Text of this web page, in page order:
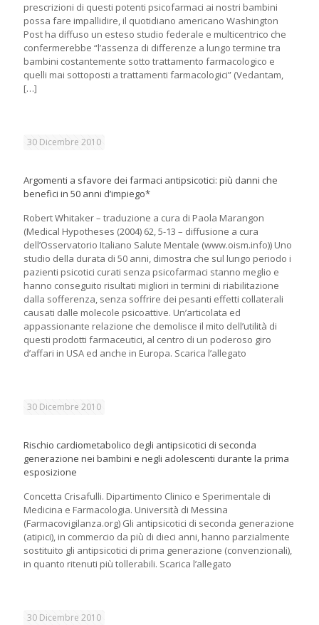
prescrizioni di questi potenti psicofarmaci ai nostri bambini
possa fare impallidire, il quotidiano americano Washington
Post ha diffuso un esteso studio federale e multicentrico che
confermerebbe “l’assenza di differenze a lungo termine tra
bambini costantemente sotto trattamento farmacologico e
quelli mai sottoposti a trattamenti farmacologici” (Vedantam,
[…]
30 Dicembre 2010
Argomenti a sfavore dei farmaci antipsicotici: più danni che
benefici in 50 anni d’impiego*
Robert Whitaker – traduzione a cura di Paola Marangon
(Medical Hypotheses (2004) 62, 5-13 – diffusione a cura
dell’Osservatorio Italiano Salute Mentale (www.oism.info)) Uno
studio della durata di 50 anni, dimostra che sul lungo periodo i
pazienti psicotici curati senza psicofarmaci stanno meglio e
hanno conseguito risultati migliori in termini di riabilitazione
dalla sofferenza, senza soffrire dei pesanti effetti collaterali
causati dalle molecole psicoattive. Un’articolata ed
appassionante relazione che demolisce il mito dell’utilità di
questi prodotti farmaceutici, al centro di un poderoso giro
d’affari in USA ed anche in Europa. Scarica l’allegato
30 Dicembre 2010
Rischio cardiometabolico degli antipsicotici di seconda
generazione nei bambini e negli adolescenti durante la prima
esposizione
Concetta Crisafulli. Dipartimento Clinico e Sperimentale di
Medicina e Farmacologia. Università di Messina
(Farmacovigilanza.org) Gli antipsicotici di seconda generazione
(atipici), in commercio da più di dieci anni, hanno parzialmente
sostituito gli antipsicotici di prima generazione (convenzionali),
in quanto ritenuti più tollerabili. Scarica l’allegato
30 Dicembre 2010